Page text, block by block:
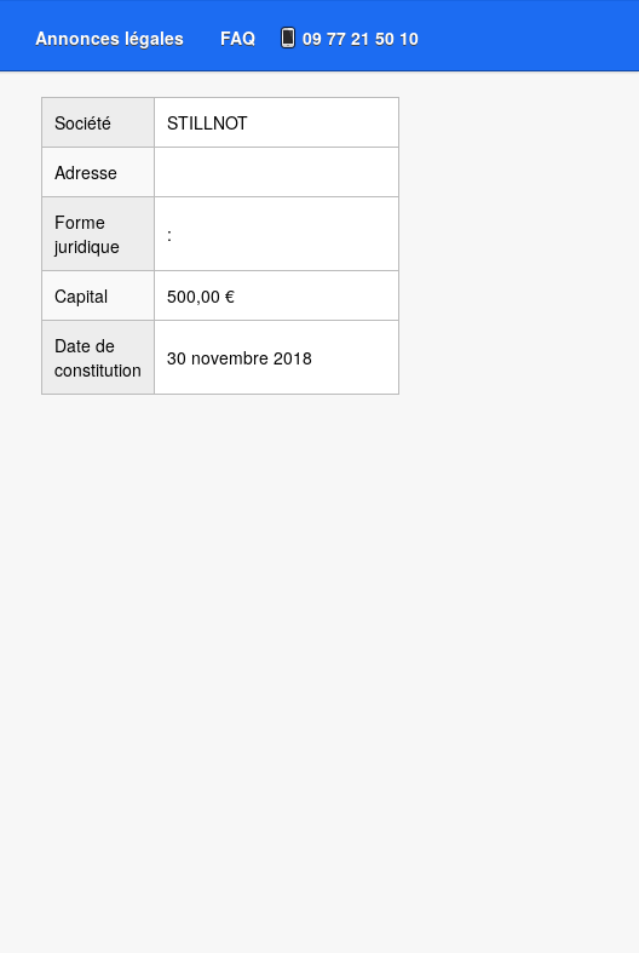
Annonces légales FAQ 09 77 21 50 10
Société STILLNOT
Adresse
Forme
juridique
:
Capital 500,00 €
Date de
constitution
30 novembre 2018